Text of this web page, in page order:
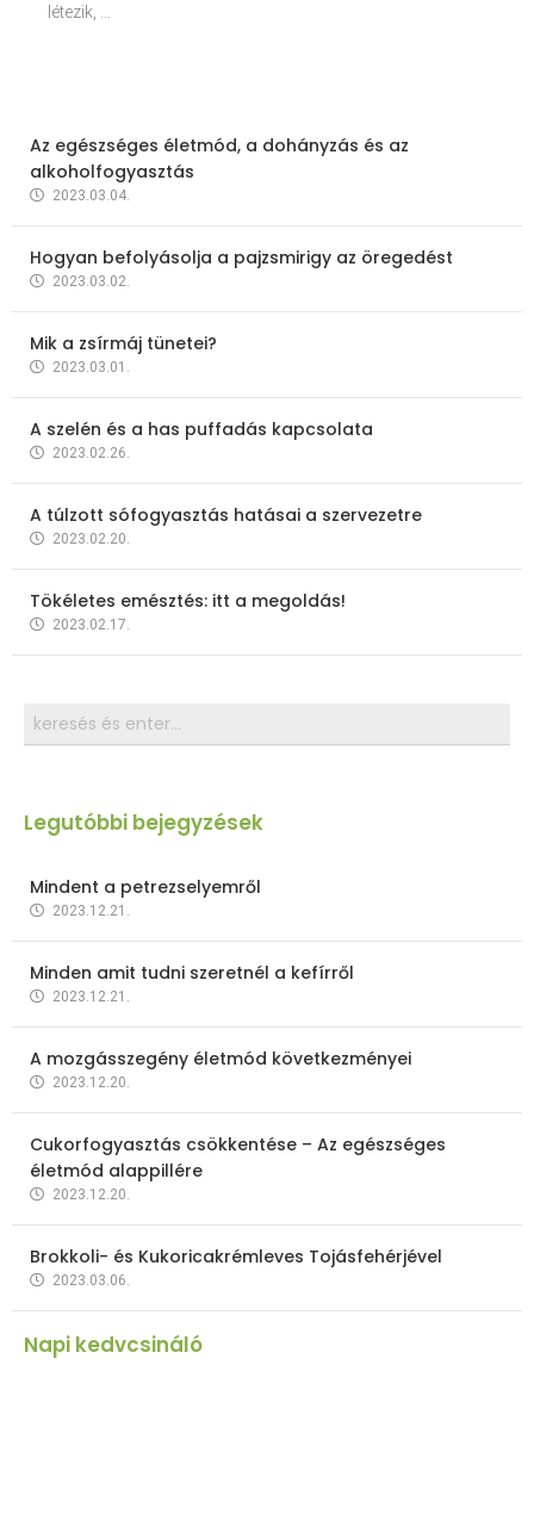
létezik, …
Az egészséges életmód, a dohányzás és az
alkoholfogyasztás
2023.03.04.
Hogyan befolyásolja a pajzsmirigy az öregedést
2023.03.02.
Mik a zsírmáj tünetei?
2023.03.01.
A szelén és a has puffadás kapcsolata
2023.02.26.
A túlzott sófogyasztás hatásai a szervezetre
2023.02.20.
Tökéletes emésztés: itt a megoldás!
2023.02.17.
Legutóbbi bejegyzések
Mindent a petrezselyemről
2023.12.21.
Minden amit tudni szeretnél a kefírről
2023.12.21.
A mozgásszegény életmód következményei
2023.12.20.
Cukorfogyasztás csökkentése – Az egészséges
életmód alappillére
2023.12.20.
Brokkoli- és Kukoricakrémleves Tojásfehérjével
2023.03.06.
Napi kedvcsináló